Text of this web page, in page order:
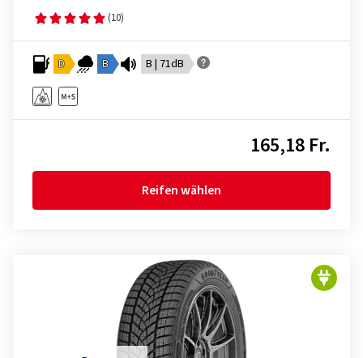
(10)
D B B | 71dB
165,18 Fr.
Reifen wählen